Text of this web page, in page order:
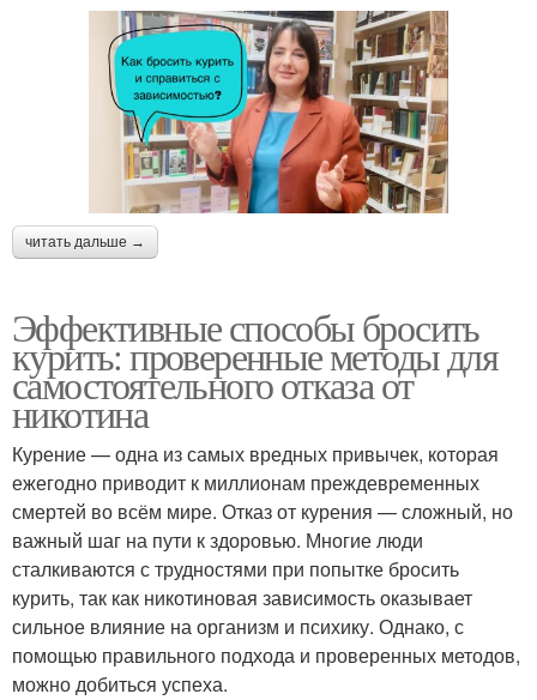
читать дальше →
Эффективные способы бросить
курить: проверенные методы для
самостоятельного отказа от
никотина
Курение — одна из самых вредных привычек, которая
ежегодно приводит к миллионам преждевременных
смертей во всём мире. Отказ от курения — сложный, но
важный шаг на пути к здоровью. Многие люди
сталкиваются с трудностями при попытке бросить
курить, так как никотиновая зависимость оказывает
сильное влияние на организм и психику. Однако, с
помощью правильного подхода и проверенных методов,
можно добиться успеха.